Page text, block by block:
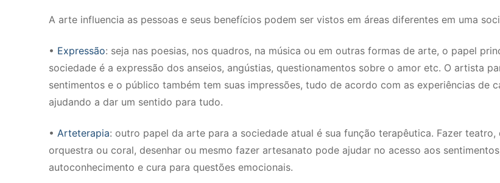
A arte influencia as pessoas e seus benefícios podem ser vistos em áreas diferentes em uma
• Expressão: seja nas poesias, nos quadros, na música ou em outras formas de arte, o papel
sociedade é a expressão dos anseios, angústias, questionamentos sobre o amor etc. O artista
sentimentos e o público também tem suas impressões, tudo de acordo com as experiências de
ajudando a dar um sentido para tudo.
• Arteterapia: outro papel da arte para a sociedade atual é sua função terapêutica. Fazer teatro,
orquestra ou coral, desenhar ou mesmo fazer artesanato pode ajudar no acesso aos
autoconhecimento e cura para questões emocionais.